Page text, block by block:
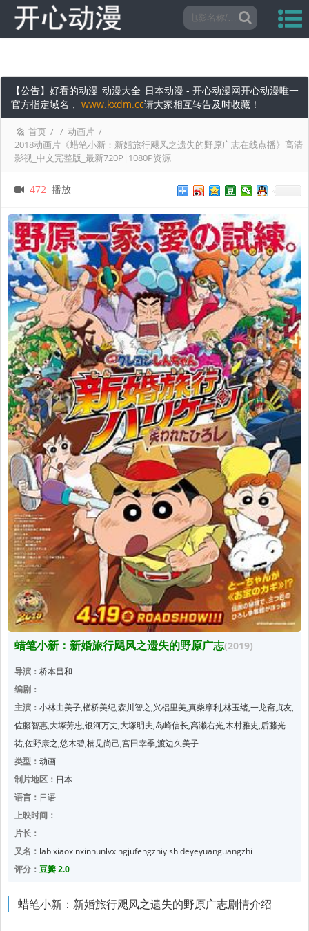
【公告】好看的动漫_动漫大全_日本动漫 - 开心动漫网开心动漫唯一
官方指定域名， www.kxdm.cc请大家相互转告及时收藏！
首页 / / 动画片 /
2018动画片《蜡笔小新：新婚旅行飓风之遗失的野原广志在线点播》高清
影视_中文完整版_最新720P|1080P资源
472 播放
蜡笔小新：新婚旅行飓风之遗失的野原广志(2019)
导演： 桥本昌和
编剧：
主演： 小林由美子,楢桥美纪,森川智之,兴梠里美,真柴摩利,林玉绪,一龙斋贞友,
佐藤智惠,大塚芳忠,银河万丈,大塚明夫,岛崎信长,高濑右光,木村雅史,后藤光
祐,佐野康之,悠木碧,楠见尚己,宫田幸季,渡边久美子
类型： 动画
制片地区： 日本
语言： 日语
上映时间：
片长：
又名： labixiaoxinxinhunlvxingjufengzhiyishideyeyuanguangzhi
评分： 豆瓣 2.0
蜡笔小新：新婚旅行飓风之遗失的野原广志剧情介绍